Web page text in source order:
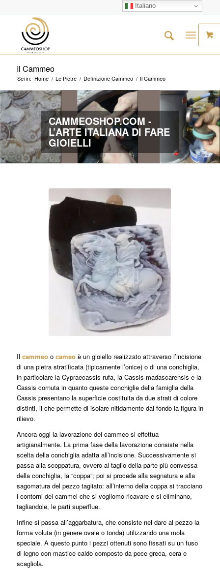
Il Cammeo
Sei in: Home / Le Pietre / Definizione Cammeo / Il Cammeo
CAMMEOSHOP.COM -
L’ARTE ITALIANA DI FARE
GIOIELLI
Il cammeoo cameoè un gioiello realizzato attraverso l’incisione
di una pietra stratificata (tipicamente l’onice) o di una conchiglia,
in particolare la Cypraecassis rufa, la Cassis madascarensis e la
Cassis cornuta in quanto queste conchiglie della famiglia della
Cassis presentano la superficie costituita da due strati di colore
distinti, il che permette di isolare nitidamente dal fondo la figura in
rilievo.
Ancora oggi la lavorazione del cammeo si effettua
artigianalmente. La prima fase della lavorazione consiste nella
scelta della conchiglia adatta all’incisione. Successivamente si
passa alla scoppatura, ovvero al taglio della parte più convessa
della conchiglia, la “coppa”; poi si procede alla segnaturae alla
sagomaturadel pezzo tagliato: all’interno della coppa si tracciano
i contorni dei cammei che si vogliomo ricavare e si eliminano,
tagliandole, le parti superflue.
Infine si passa all’aggarbatura, che consiste nel dare al pezzo la
forma voluta (in genere ovale o tonda) utilizzando una mola
speciale. A questo punto i pezzi ottenuti sono fissati su un fuso
di legno con mastice caldo composto da pece greca, cera e
scagliola.
Italiano